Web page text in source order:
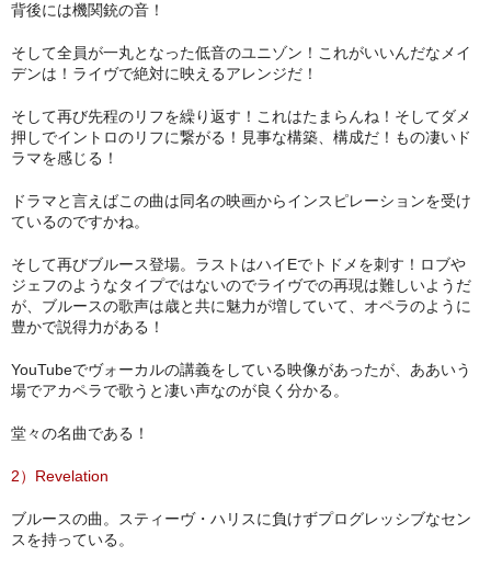
背後には機関銃の音！
そして全員が一丸となった低音のユニゾン！これがいいんだなメイ
デンは！ライヴで絶対に映えるアレンジだ！
そして再び先程のリフを繰り返す！これはたまらんね！そしてダメ
押しでイントロのリフに繋がる！見事な構築、構成だ！もの凄いド
ラマを感じる！
ドラマと言えばこの曲は同名の映画からインスピレーションを受け
ているのですかね。
そして再びブルース登場。ラストはハイEでトドメを刺す！ロブや
ジェフのようなタイプではないのでライヴでの再現は難しいようだ
が、ブルースの歌声は歳と共に魅力が増していて、オペラのように
豊かで説得力がある！
YouTubeでヴォーカルの講義をしている映像があったが、ああいう
場でアカペラで歌うと凄い声なのが良く分かる。
堂々の名曲である！
2）Revelation
ブルースの曲。スティーヴ・ハリスに負けずプログレッシブなセン
スを持っている。